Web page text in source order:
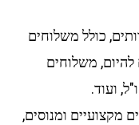
כולל משלוחים
משלוחים
ועוד.
מקצועיים ומנוסים,